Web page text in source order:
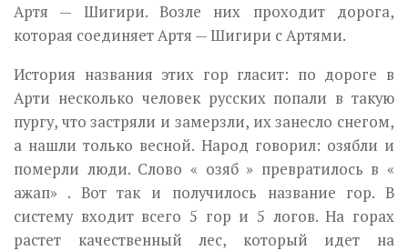
Артя — Шигири. Возле них проходит дорога,
которая соединяет Артя — Шигири с Артями.
История названия этих гор гласит: по дороге в
Арти несколько человек русских попали в такую
пургу, что застряли и замерзли, их занесло снегом,
а нашли только весной. Народ говорил: озябли и
померли люди. Слово « озяб » превратилось в «
ажап» . Вот так и получилось название гор. В
систему входит всего 5 гор и 5 логов. На горах
растет качественный лес, который идет на